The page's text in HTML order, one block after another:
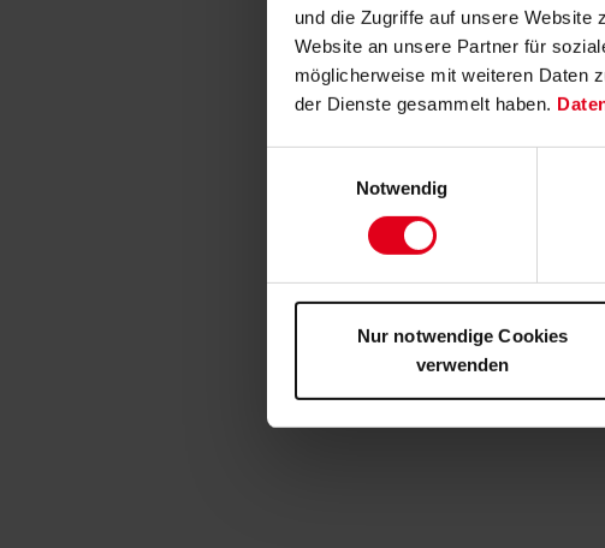
und die Zugriffe auf unsere Website
Website an unsere Partner für
möglicherweise mit weiteren Daten
der Dienste gesammelt haben.
Notwendig
Nur notwendige Cookies
verwenden